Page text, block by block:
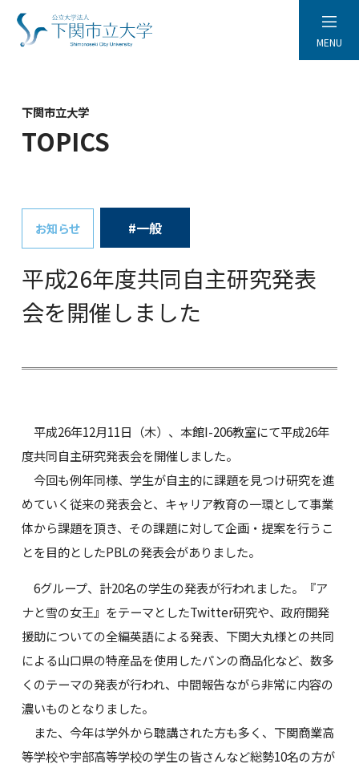
MENU
下関市立大学
TOPICS
お知らせ #一般
平成26年度共同自主研究発表
会を開催しました
平成26年12月11日（木）、本館I-206教室にて平成26年
度共同自主研究発表会を開催しました。
今回も例年同様、学生が自主的に課題を見つけ研究を進
めていく従来の発表会と、キャリア教育の一環として事業
体から課題を頂き、その課題に対して企画・提案を行うこ
とを目的としたPBLの発表会がありました。
6グループ、計20名の学生の発表が行われました。『ア
ナと雪の女王』をテーマとしたTwitter研究や、政府開発
援助についての全編英語による発表、下関大丸様との共同
による山口県の特産品を使用したパンの商品化など、数多
くのテーマの発表が行われ、中間報告ながら非常に内容の
濃いものとなりました。
また、今年は学外から聴講された方も多く、下関商業高
等学校や宇部高等学校の学生の皆さんなど総勢10名の方が